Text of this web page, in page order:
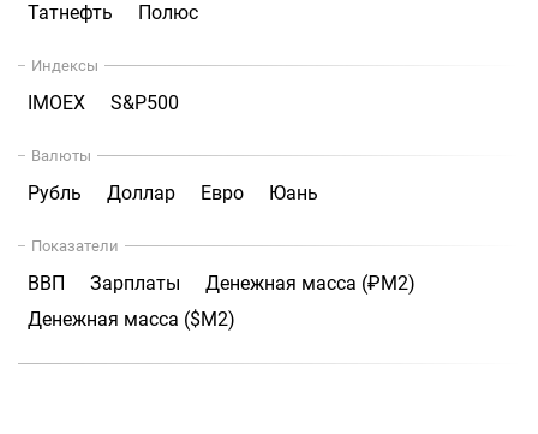
Татнефть
Полюс
Индексы
IMOEX S&P500
Валюты
Рубль Доллар Евро Юань
Показатели
ВВП Зарплаты
Денежная масса (₽М2)
Денежная масса ($М2)